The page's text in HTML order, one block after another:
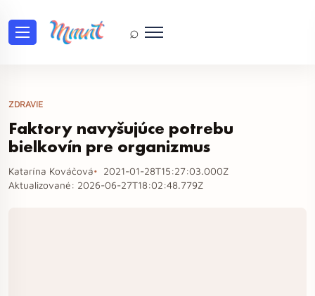
⌕
ZDRAVIE
Faktory navyšujúce potrebu
bielkovín pre organizmus
Katarína Kováčová
2021-01-28T15:27:03.000Z
Aktualizované: 2026-06-27T18:02:48.779Z